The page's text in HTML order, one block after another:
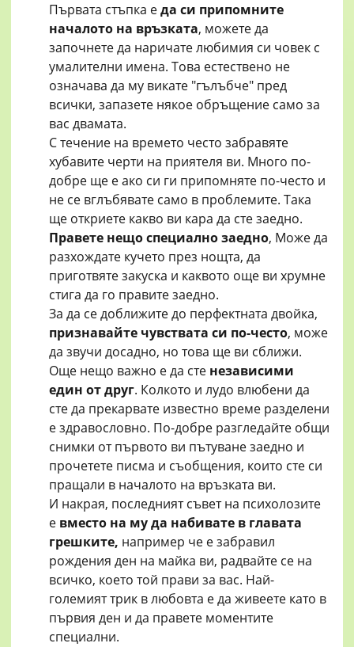
Първата стъпка еда си припомните
началото на връзката, можете да
започнете да наричате любимия си човек с
умалителни имена. Това естествено не
означава да му викате "гълъбче" пред
всички, запазете някое обръщение само за
вас двамата.
С течение на времето често забравяте
хубавите черти на приятеля ви. Много по-
добре ще е ако си ги припомняте по-често и
не се вглъбявате само в проблемите. Така
ще откриете какво ви кара да сте заедно.
Правете нещо специално заедно, Може да
разхождате кучето през нощта, да
приготвяте закуска и каквото още ви хрумне
стига да го правите заедно.
За да се доближите до перфектната двойка,
признавайте чувствата си по-често, може
да звучи досадно, но това ще ви сближи.
Още нещо важно е да сте независими
един от друг. Колкото и лудо влюбени да
сте да прекарвате известно време разделени
е здравословно. По-добре разгледайте общи
снимки от първото ви пътуване заедно и
прочетете писма и съобщения, които сте си
пращали в началото на връзката ви.
И накрая, последният съвет на психолозите
е вместо на му да набивате в главата
грешките, например че е забравил
рождения ден на майка ви, радвайте се на
всичко, което той прави за вас. Най-
големият трик в любовта е да живеете като в
първия ден и да правете моментите
специални.